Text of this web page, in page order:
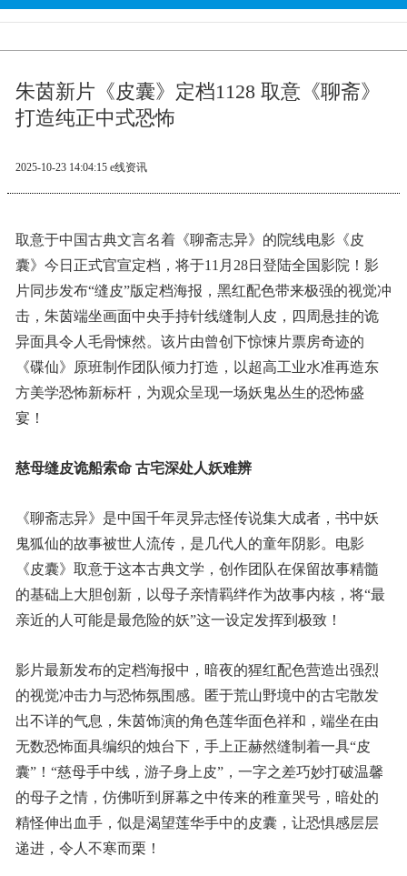
朱茵新片《皮囊》定档1128 取意《聊斋》
打造纯正中式恐怖
2025-10-23 14:04:15 e线资讯
取意于中国古典文言名着《聊斋志异》的院线电影《皮
囊》今日正式官宣定档，将于11月28日登陆全国影院！影
片同步发布“缝皮”版定档海报，黑红配色带来极强的视觉冲
击，朱茵端坐画面中央手持针线缝制人皮，四周悬挂的诡
异面具令人毛骨悚然。该片由曾创下惊悚片票房奇迹的
《碟仙》原班制作团队倾力打造，以超高工业水准再造东
方美学恐怖新标杆，为观众呈现一场妖鬼丛生的恐怖盛
宴！
慈母缝皮诡船索命 古宅深处人妖难辨
《聊斋志异》是中国千年灵异志怪传说集大成者，书中妖
鬼狐仙的故事被世人流传，是几代人的童年阴影。电影
《皮囊》取意于这本古典文学，创作团队在保留故事精髓
的基础上大胆创新，以母子亲情羁绊作为故事内核，将“最
亲近的人可能是最危险的妖”这一设定发挥到极致！
影片最新发布的定档海报中，暗夜的猩红配色营造出强烈
的视觉冲击力与恐怖氛围感。匿于荒山野境中的古宅散发
出不详的气息，朱茵饰演的角色莲华面色祥和，端坐在由
无数恐怖面具编织的烛台下，手上正赫然缝制着一具“皮
囊”！“慈母手中线，游子身上皮”，一字之差巧妙打破温馨
的母子之情，仿佛听到屏幕之中传来的稚童哭号，暗处的
精怪伸出血手，似是渴望莲华手中的皮囊，让恐惧感层层
递进，令人不寒而栗！